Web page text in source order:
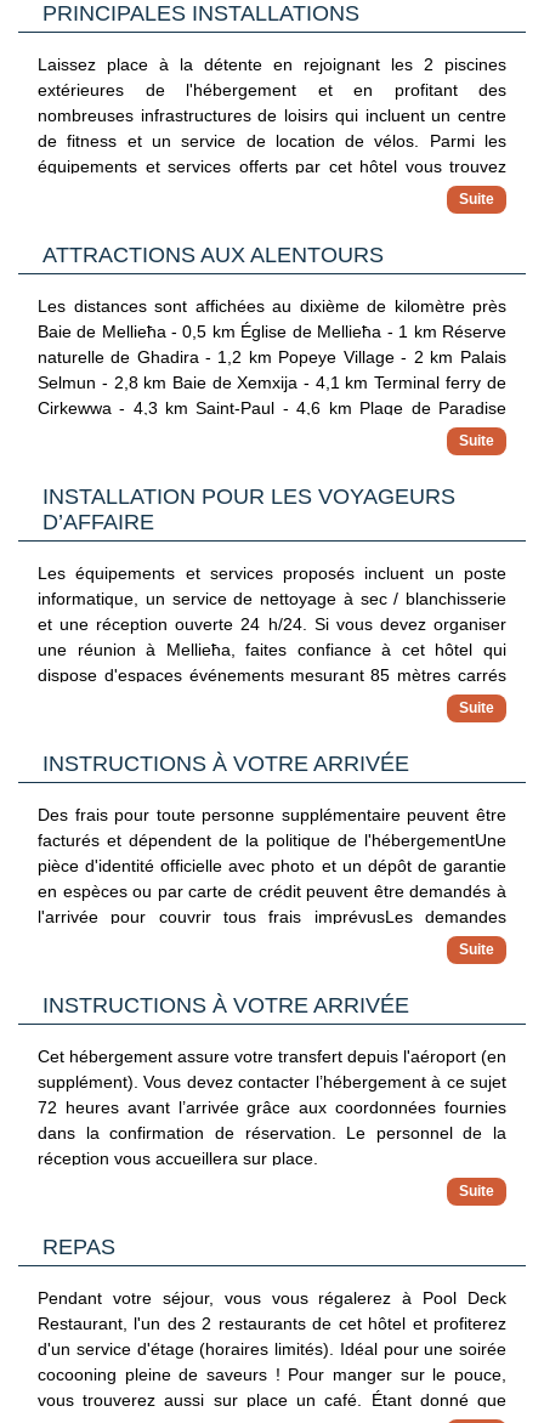
PRINCIPALES INSTALLATIONS
Laissez place à la détente en rejoignant les 2 piscines
extérieures de l'hébergement et en profitant des
nombreuses infrastructures de loisirs qui incluent un centre
de fitness et un service de location de vélos. Parmi les
équipements et services offerts par cet hôtel vous trouvez
également l'accès Wi-Fi à Internet gratuit, un service de
conciergerie et une boutique de souvenirs/un kiosque à
ATTRACTIONS AUX ALENTOURS
Les distances sont affichées au dixième de kilomètre près
Baie de Mellieħa - 0,5 km Église de Mellieħa - 1 km Réserve
naturelle de Ghadira - 1,2 km Popeye Village - 2 km Palais
Selmun - 2,8 km Baie de Xemxija - 4,1 km Terminal ferry de
Cirkewwa - 4,3 km Saint-Paul - 4,6 km Plage de Paradise
principal le plus pratique pour rejoindre Luna Holiday
Complex : Aéroport international de Malte (MLA) - 25,8 km
INSTALLATION POUR LES VOYAGEURS
D’AFFAIRE
Les équipements et services proposés incluent un poste
informatique, un service de nettoyage à sec / blanchisserie
et une réception ouverte 24 h/24. Si vous devez organiser
une réunion à Mellieħa, faites confiance à cet hôtel qui
dispose d'espaces événements mesurant 85 mètres carrés
et comprenant un espace de conférence et 2 des salles de
réunion. En échange d'un supplément, l'hébergement
propose une navette vers et depuis l'aéroport (24 h/24) et un
parking gratuit se trouve dans l'enceinte de l'hébergement.
INSTRUCTIONS À VOTRE ARRIVÉE
Des frais pour toute personne supplémentaire peuvent être
facturés et dépendent de la politique de l'hébergementUne
pièce d'identité officielle avec photo et un dépôt de garantie
en espèces ou par carte de crédit peuvent être demandés à
l'arrivée pour couvrir tous frais imprévusLes demandes
spéciales, qui ne peuvent pas être garanties, sont soumises
à disponibilité à l'arrivée et peuvent entraîner des frais
supplémentairesLe nom inscrit sur la carte de crédit
présentée comme garantie à l'arrivée doit correspondre au
hébergement accepte les cartes de crédit ; espèces non
acceptéesDes modes de paiement sans espèces sont
disponiblesCet hébergement utilise des produits de
nettoyage écologiques, ainsi que l'énergie solaire.Cet
hébergement comprend le dispositif de sécurité suivant : un
INSTRUCTIONS À VOTRE ARRIVÉE
Cet hébergement assure votre transfert depuis l'aéroport (en
supplément). Vous devez contacter l’hébergement à ce sujet
72 heures avant l’arrivée grâce aux coordonnées fournies
dans la confirmation de réservation. Le personnel de la
réception vous accueillera sur place.
REPAS
Pendant votre séjour, vous vous régalerez à Pool Deck
Restaurant, l'un des 2 restaurants de cet hôtel et profiterez
d'un service d'étage (horaires limités). Idéal pour une soirée
cocooning pleine de saveurs ! Pour manger sur le pouce,
vous trouverez aussi sur place un café. Étant donné que